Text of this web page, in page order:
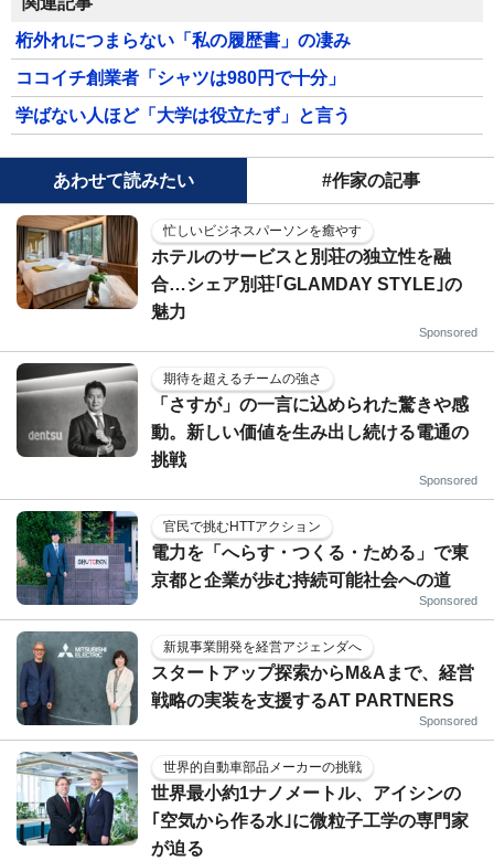
桁外れにつまらない「私の履歴書」の凄み
ココイチ創業者「シャツは980円で十分」
学ばない人ほど「大学は役立たず」と言う
あわせて読みたい #作家の記事
忙しいビジネスパーソンを癒やす
ホテルのサービスと別荘の独立性を融
合…シェア別荘｢GLAMDAY STYLE｣の
魅力
Sponsored
期待を超えるチームの強さ
「さすが」の一言に込められた驚きや感
動。新しい価値を生み出し続ける電通の
挑戦
Sponsored
官民で挑むHTTアクション
電力を「へらす・つくる・ためる」で東
京都と企業が歩む持続可能社会への道
Sponsored
新規事業開発を経営アジェンダへ
スタートアップ探索からM&Aまで、経営
戦略の実装を支援するAT PARTNERS
Sponsored
世界的自動車部品メーカーの挑戦
世界最小約1ナノメートル、アイシンの
｢空気から作る水｣に微粒子工学の専門家
が迫る